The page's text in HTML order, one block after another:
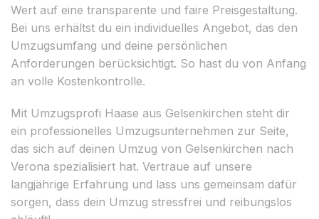
Wert auf eine transparente und faire Preisgestaltung.
Bei uns erhältst du ein individuelles Angebot, das den
Umzugsumfang und deine persönlichen
Anforderungen berücksichtigt. So hast du von Anfang
an volle Kostenkontrolle.
Mit Umzugsprofi Haase aus Gelsenkirchen steht dir
ein professionelles Umzugsunternehmen zur Seite,
das sich auf deinen Umzug von Gelsenkirchen nach
Verona spezialisiert hat. Vertraue auf unsere
langjährige Erfahrung und lass uns gemeinsam dafür
sorgen, dass dein Umzug stressfrei und reibungslos